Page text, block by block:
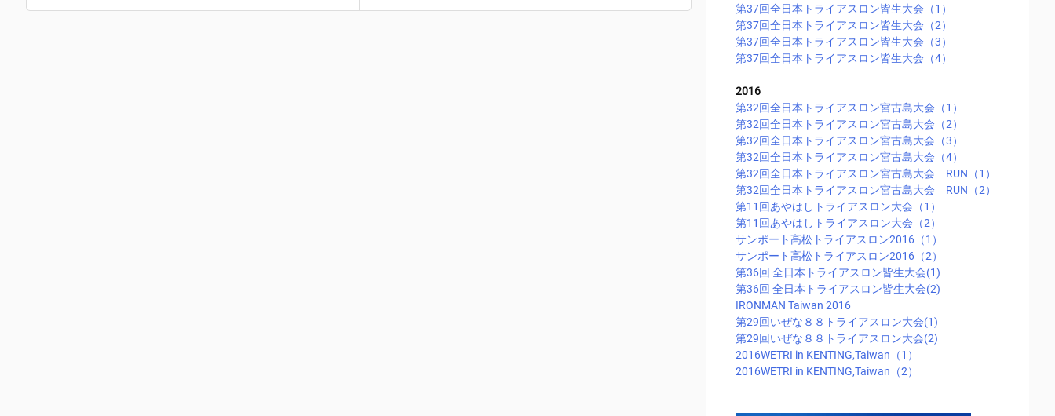
第37回全日本トライアスロン皆生大会（1）
第37回全日本トライアスロン皆生大会（2）
第37回全日本トライアスロン皆生大会（3）
第37回全日本トライアスロン皆生大会（4）
2016
第32回全日本トライアスロン宮古島大会（1）
第32回全日本トライアスロン宮古島大会（2）
第32回全日本トライアスロン宮古島大会（3）
第32回全日本トライアスロン宮古島大会（4）
第32回全日本トライアスロン宮古島大会 RUN（1）
第32回全日本トライアスロン宮古島大会 RUN（2）
第11回あやはしトライアスロン大会（1）
第11回あやはしトライアスロン大会（2）
サンポート高松トライアスロン2016（1）
サンポート高松トライアスロン2016（2）
第36回 全日本トライアスロン皆生大会(1)
第36回 全日本トライアスロン皆生大会(2)
IRONMAN Taiwan 2016
第29回いぜな８８トライアスロン大会(1)
第29回いぜな８８トライアスロン大会(2)
2016WETRI in KENTING,Taiwan（1）
2016WETRI in KENTING,Taiwan（2）